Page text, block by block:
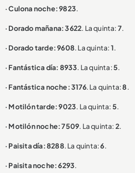
· Culona noche: 9823.
· Dorado mañana: 3622. La quinta: 7.
· Dorado tarde: 9608. La quinta: 1.
· Fantástica día: 8933. La quinta:5.
· Fantástica noche: 3176. La quinta:8.
· Motilón tarde: 9023. La quinta: 5.
· Motilón noche: 7509. La quinta: 2.
· Paisita día: 8288. La quinta:6.
· Paisita noche: 6293.